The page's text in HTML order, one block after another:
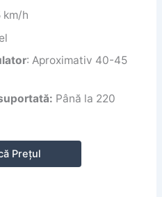
km/h
: Aproximativ 40-45
Până la 220
Prețul